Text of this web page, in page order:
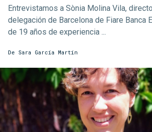
Entrevistamos a Sònia Molina Vila,
delegación de Barcelona de Fiare Banca
de 19 años de experiencia ...
De Sara García Martín